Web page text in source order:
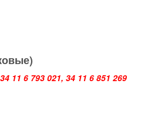
11 6 793 021, 34 11 6 851 269